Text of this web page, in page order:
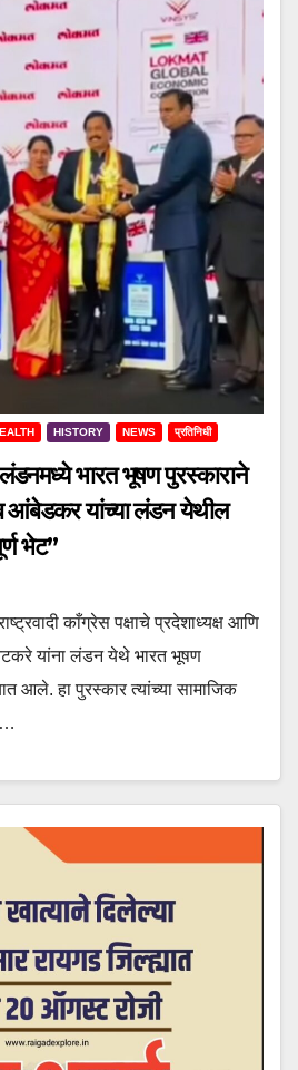
HISTORY NEWS प्रतिनिधी
भारत भूषण पुरस्काराने
आंबेडकर यांच्या लंडन येथील
भेट”
काँग्रेस पक्षाचे प्रदेशाध्यक्ष आणि
यांना लंडन येथे भारत भूषण
आले. हा पुरस्कार त्यांच्या सामाजिक